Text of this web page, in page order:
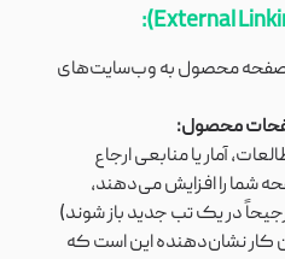
صفحه محصول به وب‌سایت‌های
محصول:
آمار یا منابعی ارجاع
شما را افزایش می‌دهند،
در یک تب جدید باز شوند)
کار نشان‌دهنده این است که